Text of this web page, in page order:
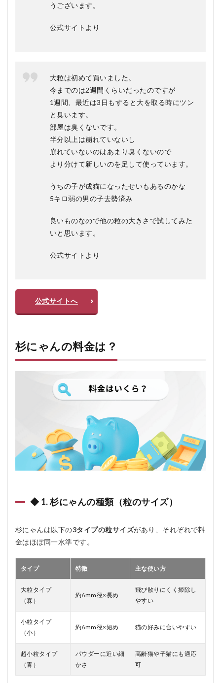
うございます。
公式サイトより
大粒は初めて買いました。
今までのは2週間くらいだったのですが
1週間、最近は3日もすると大を取る時にツン
と臭います。
部屋は臭くないです。
半分以上は崩れていないし
崩れていないのはあまり臭くないので
より分けて新しいのを足して使っています。
うちの子が成猫になったせいもあるのかな
5キロ弱の男の子去勢済み
良いものなので他の粒の大きさで試してみた
いと思います。
公式サイトより
公式サイトへ
杉にゃんの料金は？
◆ 1. 杉にゃんの種類（粒のサイズ）
杉にゃんは以下の3タイプの粒サイズがあり、それぞれで料
金はほぼ同一水準です。
タイプ 特徴 主な使い方
大粒タイプ
（森）
約6mm径×長め
飛び散りにくく掃除し
やすい
小粒タイプ
（小）
約6mm径×短め 猫の好みに合いやすい
超小粒タイプ
（青）
パウダーに近い細
かさ
高齢猫や子猫にも適応
可